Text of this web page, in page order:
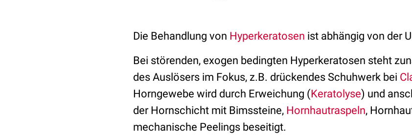
Die Behandlung von Hyperkeratosen ist abhängig von der
Bei störenden, exogen bedingten Hyperkeratosen steht
des Auslösers im Fokus, z.B. drückendes Schuhwerk bei
Horngewebe wird durch Erweichung (Keratolyse) und
der Hornschicht mit Bimssteine, Hornhautraspeln,
mechanische Peelings beseitigt.